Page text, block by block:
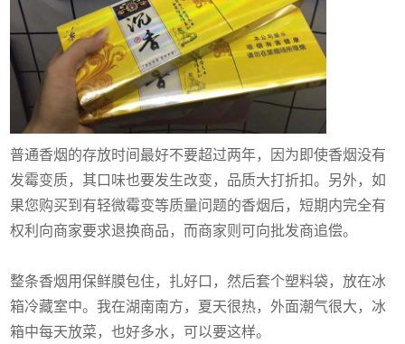
普通香烟的存放时间最好不要超过两年，因为即使香烟没有
发霉变质，其口味也要发生改变，品质大打折扣。另外，如
果您购买到有轻微霉变等质量问题的香烟后，短期内完全有
权利向商家要求退换商品，而商家则可向批发商追偿。
整条香烟用保鲜膜包住，扎好口，然后套个塑料袋，放在冰
箱冷藏室中。我在湖南南方，夏天很热，外面潮气很大，冰
箱中每天放菜，也好多水，可以要这样。